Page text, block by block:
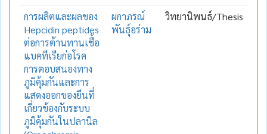
การผลิตและผลของ
Hepcidin peptides
ต่อการต้านทานเชื้อ
แบคทีเรียก่อโรค
การตอบสนองทาง
ภูมิคุ้มกันและการ
แสดงออกของยีนที่
เกี่ยวข้องกับระบบ
ภูมิคุ้มกันในปลานิล
ผกาภรณ์
พันธุ์อร่าม
วิทยานิพนธ์/Thesis